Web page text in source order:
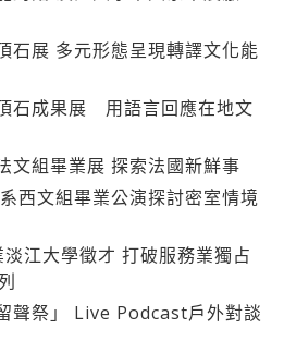
石展 多元形態呈現轉譯文化能
石成果展 用語言回應在地文
文組畢業展 探索法國新鮮事
西文組畢業公演探討密室情境
江大學徵才 打破服務業獨占
聲祭」 Live Podcast戶外對談